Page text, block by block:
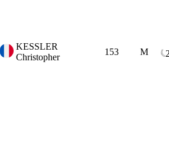
KESSLER
Christopher
153 M